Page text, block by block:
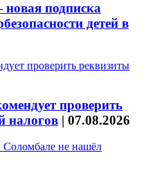
подписка
детей в
проверить
налогов | 07.08.2026